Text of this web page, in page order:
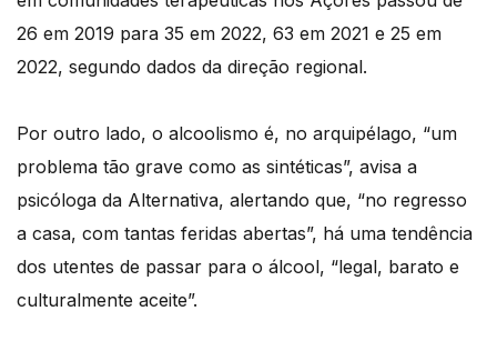
26 em 2019 para 35 em 2022, 63 em 2021 e 25 em
2022, segundo dados da direção regional.
Por outro lado, o alcoolismo é, no arquipélago, “um
problema tão grave como as sintéticas”, avisa a
psicóloga da Alternativa, alertando que, “no regresso
a casa, com tantas feridas abertas”, há uma tendência
dos utentes de passar para o álcool, “legal, barato e
culturalmente aceite”.